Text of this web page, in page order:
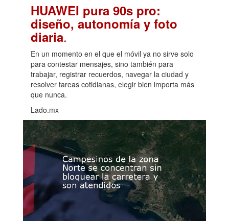
HUAWEI pura 90s pro:
diseño, autonomía y foto
diaria.
En un momento en el que el móvil ya no sirve solo
para contestar mensajes, sino también para
trabajar, registrar recuerdos, navegar la ciudad y
resolver tareas cotidianas, elegir bien importa más
que nunca.
Lado.mx